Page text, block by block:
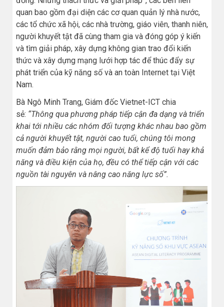
quan bao gồm đại diện các cơ quan quản lý nhà nước,
các tổ chức xã hội, các nhà trường, giáo viên, thanh niên,
người khuyết tật đã cùng tham gia và đóng góp ý kiến
và tìm giải pháp, xây dựng không gian trao đổi kiến
thức và xây dựng mạng lưới hợp tác để thúc đẩy sự
phát triển của kỹ năng số và an toàn Internet tại Việt
Nam.
Bà Ngô Minh Trang, Giám đốc Vietnet-ICT chia
sẻ: “Thông qua phương pháp tiếp cận đa dạng và triển
khai tới nhiều các nhóm đối tượng khác nhau bao gồm
cả người khuyết tật, người cao tuổi, chúng tôi mong
muốn đảm bảo rằng mọi người, bất kể độ tuổi hay khả
năng và điều kiện của họ, đều có thể tiếp cận với các
nguồn tài nguyên và nâng cao năng lực số”.